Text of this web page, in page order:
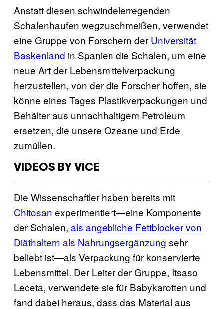
Anstatt diesen schwindelerregenden
Schalenhaufen wegzuschmeißen, verwendet
eine Gruppe von Forschern der Universität
Baskenland in Spanien die Schalen, um eine
neue Art der Lebensmittelverpackung
herzustellen, von der die Forscher hoffen, sie
könne eines Tages Plastikverpackungen und
Behälter aus unnachhaltigem Petroleum
ersetzen, die unsere Ozeane und Erde
zumüllen.
VIDEOS BY VICE
Die Wissenschaftler haben bereits mit
Chitosan experimentiert—eine Komponente
der Schalen, als angebliche Fettblocker von
Diäthaltern als Nahrungsergänzung sehr
beliebt ist—als Verpackung für konservierte
Lebensmittel. Der Leiter der Gruppe, Itsaso
Leceta, verwendete sie für Babykarotten und
fand dabei heraus, dass das Material aus